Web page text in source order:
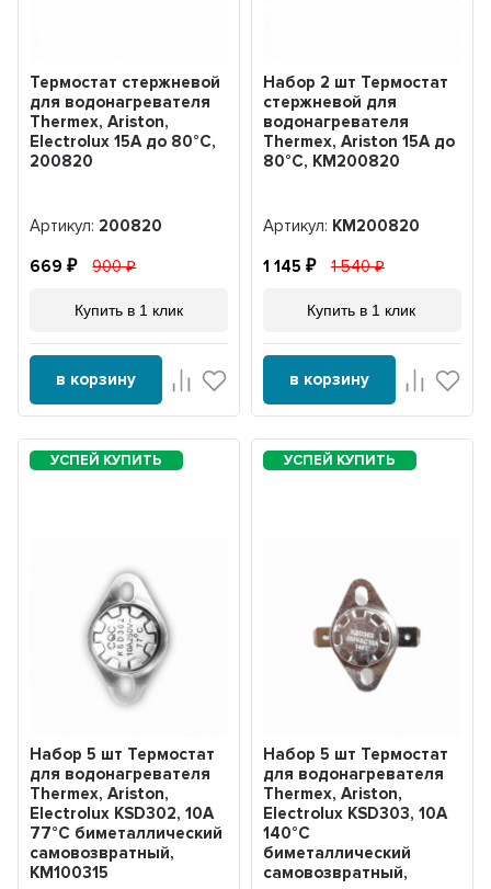
Термостат стержневой
для водонагревателя
Thermex, Ariston,
Electrolux 15A до 80°С,
200820
Артикул: 200820
669 900
Купить в 1 клик
в корзину
Набор 2 шт Термостат
стержневой для
водонагревателя
Thermex, Ariston 15A до
80°С, KM200820
Артикул: KM200820
1 145 1 540
Купить в 1 клик
в корзину
Набор 5 шт Термостат
для водонагревателя
Thermex, Ariston,
Electrolux KSD302, 10A
77°С биметаллический
самовозвратный,
KM100315
Набор 5 шт Термостат
для водонагревателя
Thermex, Ariston,
Electrolux KSD303, 10A
140°С
биметаллический
самовозвратный,